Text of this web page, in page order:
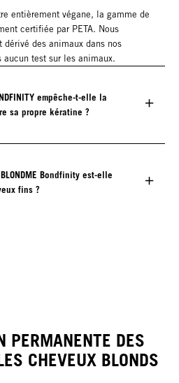
entièrement végane, la gamme de
certifiée par PETA. Nous
des animaux dans nos
test sur les animaux.
empêche-t-elle la
sa propre kératine ?
Bondfinity est-elle
fins ?
PERMANENTE DES
CHEVEUX BLONDS